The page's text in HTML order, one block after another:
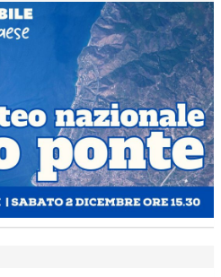
valorizzi le nostre specificità"